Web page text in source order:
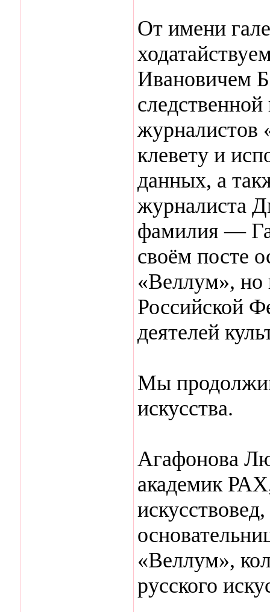
От имени
Ивановичем
журналистов
клевету и
данных, а
журналиста
фамилия —
своём посте
«Веллум»,
Российской
деятелей
Мы
искусства.
Агафонова
академик
«Веллум»,
русского